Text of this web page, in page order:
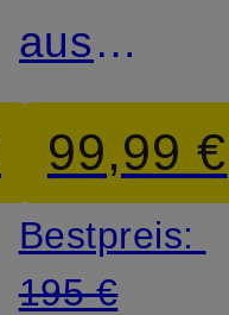
aus
Leinen
99,99 €
Bestpreis:
195 €